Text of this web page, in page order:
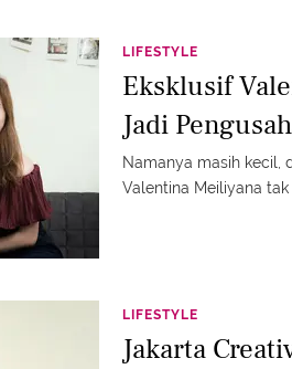
LIFESTYLE
Eksklusif
Jadi
Namanya masih kecil,
Valentina Meiliyana
LIFESTYLE
Jakarta